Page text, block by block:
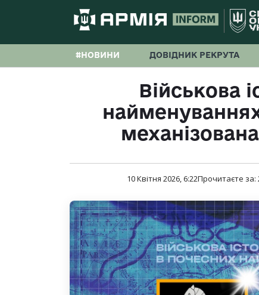
#НОВИНИ ДОВІДНИК РЕКРУТА
Військова
10 Квітня 2026, 6:22Прочитаєте за: